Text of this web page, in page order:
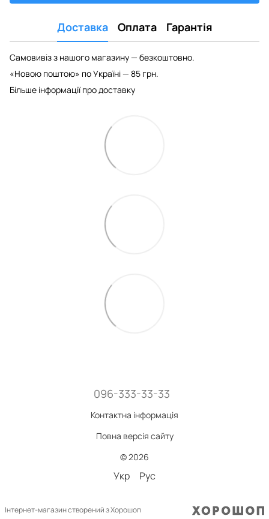
Доставка Оплата Гарантія
Самовивіз з нашого магазину — безкоштовно.
«Новою поштою» по Україні — 85 грн.
Більше інформації про доставку
096-333-33-33
Контактна інформація
Повна версія сайту
© 2026
Укр Рус
Інтернет-магазин створений з Хорошоп